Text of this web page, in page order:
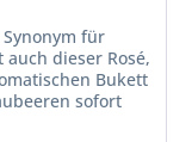
für
dieser Rosé,
Bukett
sofort